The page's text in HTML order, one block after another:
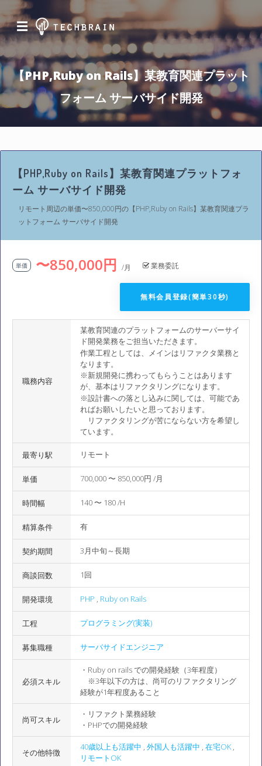
☰
【PHP,Ruby on Rails】某教育関連プラット
フォーム サーバサイド開発
【PHP,Ruby on Rails】某教育関連プラットフォ
ーム サーバサイド開発
リモート周辺の単価〜850,000円の【PHP,Ruby on Rails】某教育関連プラ
ットフォーム サーバサイド開発
単価 〜850,000円 /月 業務委託
無料会員登録(簡単30秒)
職務内容
某教育関連のプラットフォームのサーバーサイ
ド開発業務をご担当いただきます。
作業工程としては、メインはリファクタ業務と
なります。
※新規開発に携わってもらうことはあります
が、基本はリファクタリングになります。
※設計書への落とし込みに関しては、可能であ
ればお願いしたいと思っております。
リファクタリングが苦にならない方を希望し
ています。
最寄り駅 リモート
単価 700,000 〜 850,000円 /月
時間幅 140 〜 180 /H
精算条件 有
契約期間 3月中旬～長期
商談回数 1回
開発環境 PHP , Ruby on Rails
工程 プログラミング(実装)
募集職種 サーバサイドエンジニア
必須スキル
・Ruby on rails での開発経験（3年程度）
※3年以下の方は、尚可のリファクタリング
経験が1年程度あること
尚可スキル
・リファクト業務経験
・PHPでの開発経験
その他特徴
40歳以上も活躍中 , 外国人も活躍中 , 在宅OK,
リモートOK